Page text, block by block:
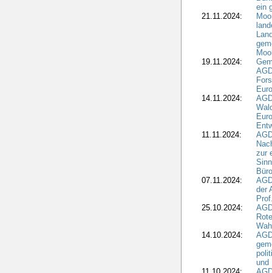
ein
21.11.2024:
19.11.2024:
14.11.2024:
11.11.2024:
zur
07.11.2024:
der
25.10.2024:
14.10.2024:
und